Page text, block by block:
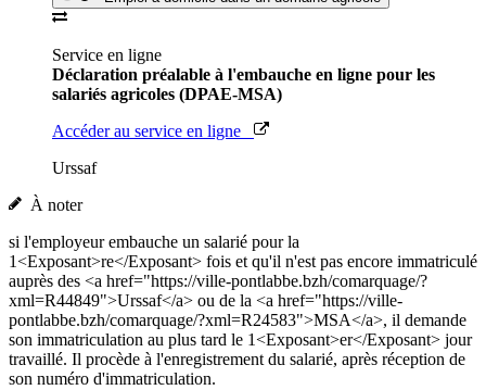
Service en ligne
Déclaration préalable à l'embauche en ligne pour les
salariés agricoles (DPAE-MSA)
Accéder au service en ligne
Urssaf
À noter
si l'employeur embauche un salarié pour la
1<Exposant>re</Exposant> fois et qu'il n'est pas encore immatriculé
auprès des <a href="https://ville-pontlabbe.bzh/comarquage/?
xml=R44849">Urssaf</a> ou de la <a href="https://ville-
pontlabbe.bzh/comarquage/?xml=R24583">MSA</a>, il demande
son immatriculation au plus tard le 1<Exposant>er</Exposant> jour
travaillé. Il procède à l'enregistrement du salarié, après réception de
son numéro d'immatriculation.